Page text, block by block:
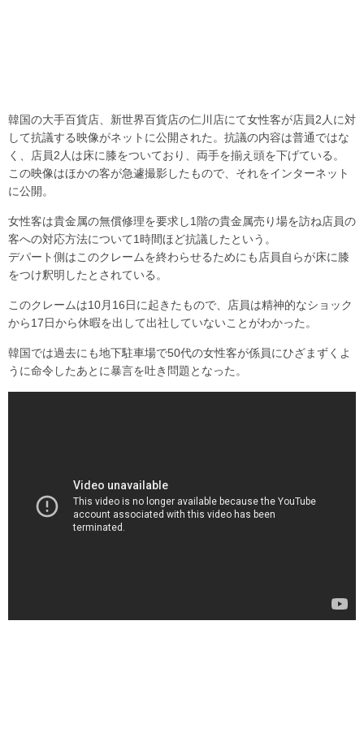
韓国の大手百貨店、新世界百貨店の仁川店にて女性客が店員2人に対
して抗議する映像がネットに公開された。抗議の内容は普通ではな
く、店員2人は床に膝をついており、両手を揃え頭を下げている。
この映像はほかの客が急遽撮影したもので、それをインターネット
に公開。
女性客は貴金属の無償修理を要求し1階の貴金属売り場を訪ね店員の
客への対応方法について1時間ほど抗議したという。
デパート側はこのクレームを終わらせるためにも店員自らが床に膝
をつけ釈明したとされている。
このクレームは10月16日に起きたもので、店員は精神的なショック
から17日から休暇を出して出社していないことがわかった。
韓国では過去にも地下駐車場で50代の女性客が係員にひざまずくよ
うに命令したあとに暴言を吐き問題となった。